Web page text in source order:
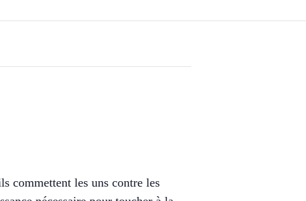
commettent les uns contre les